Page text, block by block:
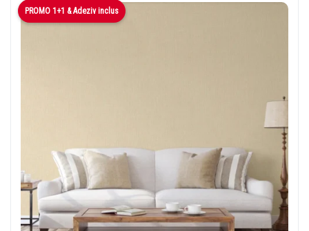
PROMO 1+1 & Adeziv inclus